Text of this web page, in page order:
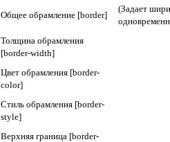
Общее обрамление [border]
(Задает
Толщина обрамления
[border-width]
Цвет обрамления [border-
color]
Стиль обрамления [border-
style]
Верхняя граница [border-